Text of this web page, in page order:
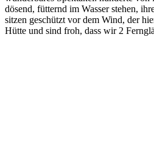
dösend, fütternd im Wasser stehen,
sitzen geschützt vor dem Wind, der
Hütte und sind froh, dass wir 2